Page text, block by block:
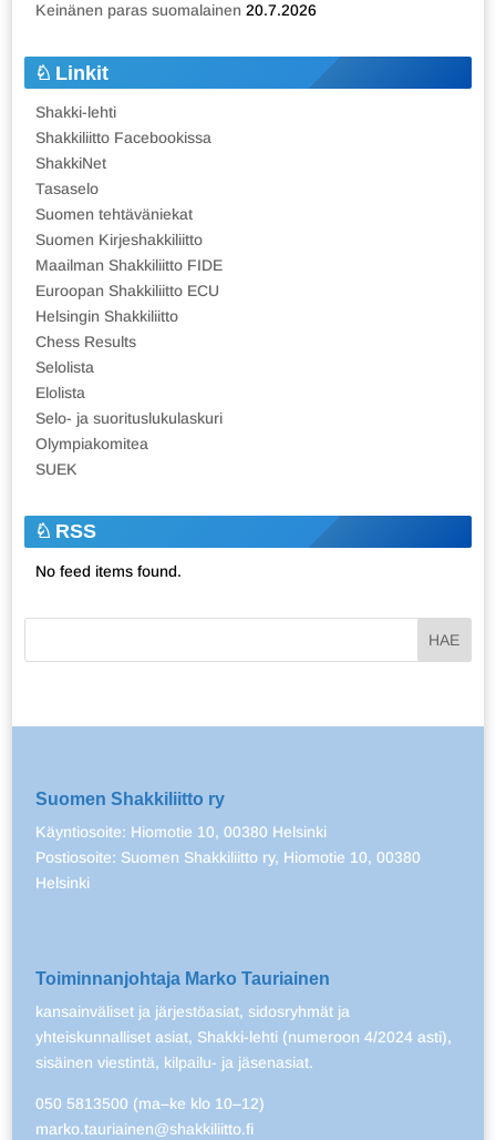
Keinänen paras suomalainen 20.7.2026
Linkit
Shakki-lehti
Shakkiliitto Facebookissa
ShakkiNet
Tasaselo
Suomen tehtäväniekat
Suomen Kirjeshakkiliitto
Maailman Shakkiliitto FIDE
Euroopan Shakkiliitto ECU
Helsingin Shakkiliitto
Chess Results
Selolista
Elolista
Selo- ja suorituslukulaskuri
Olympiakomitea
SUEK
RSS
No feed items found.
Suomen Shakkiliitto ry
Käyntiosoite: Hiomotie 10, 00380 Helsinki
Postiosoite: Suomen Shakkiliitto ry, Hiomotie 10, 00380
Helsinki
Toiminnanjohtaja Marko Tauriainen
kansainväliset ja järjestöasiat, sidosryhmät ja
yhteiskunnalliset asiat, Shakki-lehti (numeroon 4/2024 asti),
sisäinen viestintä, kilpailu- ja jäsenasiat.
050 5813500 (ma–ke klo 10–12)
marko.tauriainen@shakkiliitto.fi